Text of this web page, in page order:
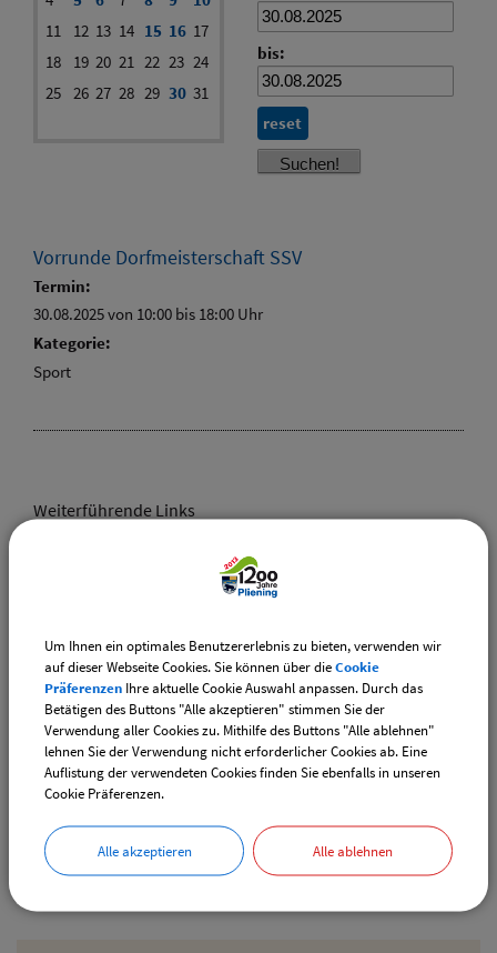
11
12 13 14 15 16 17
18
19 20 21 22 23 24
25 26 27 28 29 30 31
bis:
reset
Vorrunde Dorfmeisterschaft SSV
Termin:
30.08.2025 von 10:00 bis 18:00 Uhr
Kategorie:
Sport
Weiterführende Links
CSU-Ortshauptversammlung
Downloads
Den gewählten Termin als VCS-Kalenderdatei
downloaden
Den gewählten Termin als iCal-Kalenderdatei
downloaden
Drucken
Um Ihnen ein optimales Benutzererlebnis zu bieten, verwenden wir
auf dieser Webseite Cookies. Sie können über dieCookie
Präferenzen Ihre aktuelle Cookie Auswahl anpassen. Durch das
Betätigen des Buttons "Alle akzeptieren" stimmen Sie der
Verwendung aller Cookies zu. Mithilfe des Buttons "Alle ablehnen"
lehnen Sie der Verwendung nicht erforderlicher Cookies ab. Eine
Auflistung der verwendeten Cookies finden Sie ebenfalls in unseren
Cookie Präferenzen.
Alle akzeptieren Alle ablehnen